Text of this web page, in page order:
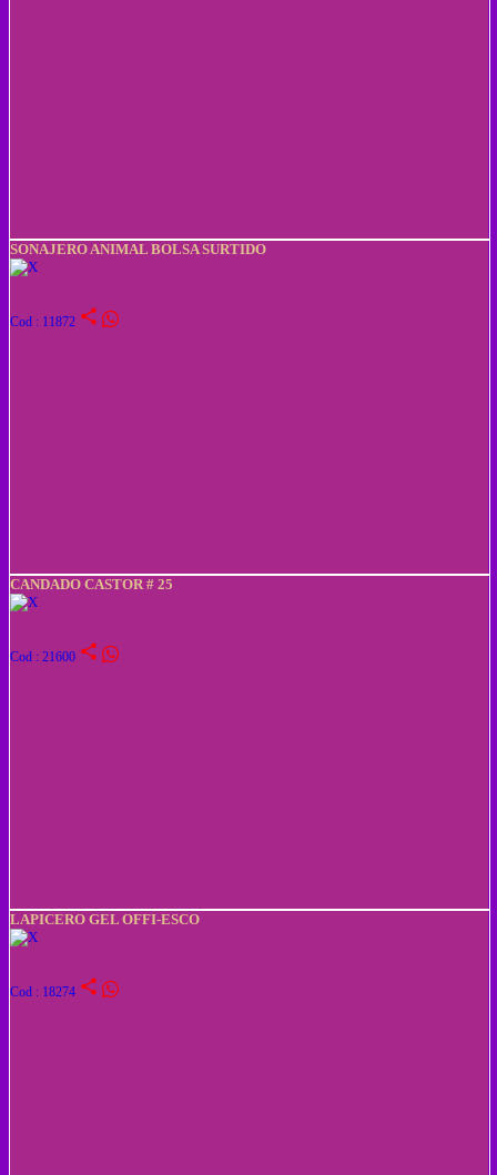
SONAJERO ANIMAL BOLSA SURTIDO
Cod : 11872 share
CANDADO CASTOR # 25
Cod : 21600 share
LAPICERO GEL OFFI-ESCO
Cod : 18274 share